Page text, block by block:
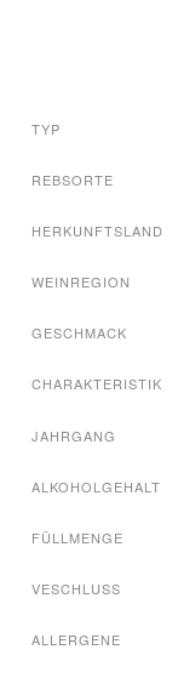
TYP
REBSORTE
HERKUNFTSLAND
WEINREGION
GESCHMACK
CHARAKTERISTIK
JAHRGANG
ALKOHOLGEHALT
FÜLLMENGE
VESCHLUSS
ALLERGENE